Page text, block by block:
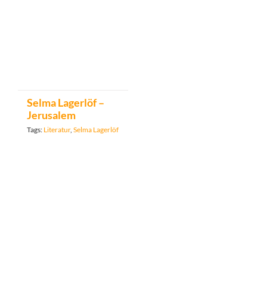
Selma Lagerlöf –
Jerusalem
Tags: Literatur, Selma Lagerlöf